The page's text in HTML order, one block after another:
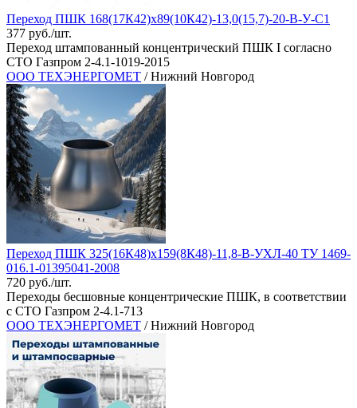
Переход ПШК 168(17К42)х89(10К42)-13,0(15,7)-20-В-У-C1
377 руб./шт.
Переход штампованный концентрический ПШК I согласно
СТО Газпром 2-4.1-1019-2015
ООО ТЕХЭНЕРГОМЕТ / Нижний Новгород
Переход ПШК 325(16К48)х159(8К48)-11,8-В-УХЛ-40 ТУ 1469-
016.1-01395041-2008
720 руб./шт.
Переходы бесшовные концентрические ПШК, в соответствии
с СТО Газпром 2-4.1-713
ООО ТЕХЭНЕРГОМЕТ / Нижний Новгород